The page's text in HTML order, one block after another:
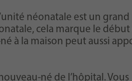
néonatale est un grand
cela marque le début
à la maison peut aussi
né de l’hôpital. Vous